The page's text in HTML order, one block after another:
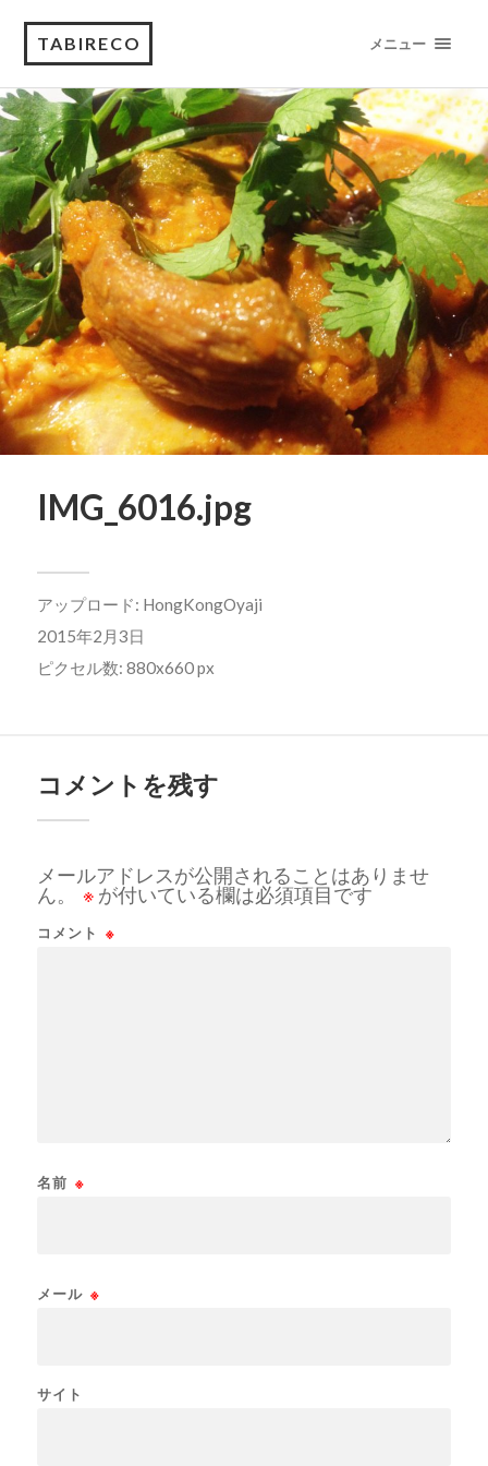
TABIRECO メニュー
IMG_6016.jpg
アップロード: HongKongOyaji
2015年2月3日
ピクセル数: 880x660 px
コメントを残す
メールアドレスが公開されることはありませ
ん。
※ が付いている欄は必須項目です
コメント ※
名前 ※
メール ※
サイト